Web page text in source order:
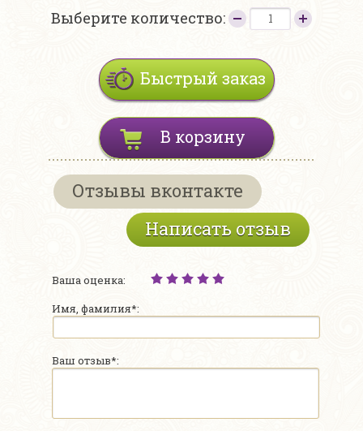
Выберите количество:
Быстрый заказ
В корзину
Отзывы вконтакте
Написать отзыв
Ваша оценка:
Имя, фамилия*:
Ваш отзыв*: